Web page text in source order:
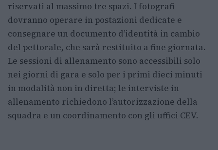
riservati al massimo tre spazi. I fotografi
dovranno operare in postazioni dedicate e
consegnare un documento d’identità in cambio
del pettorale, che sarà restituito a fine giornata.
Le sessioni di allenamento sono accessibili solo
nei giorni di gara e solo per i primi dieci minuti
in modalità non in diretta; le interviste in
allenamento richiedono l’autorizzazione della
squadra e un coordinamento con gli uffici CEV.